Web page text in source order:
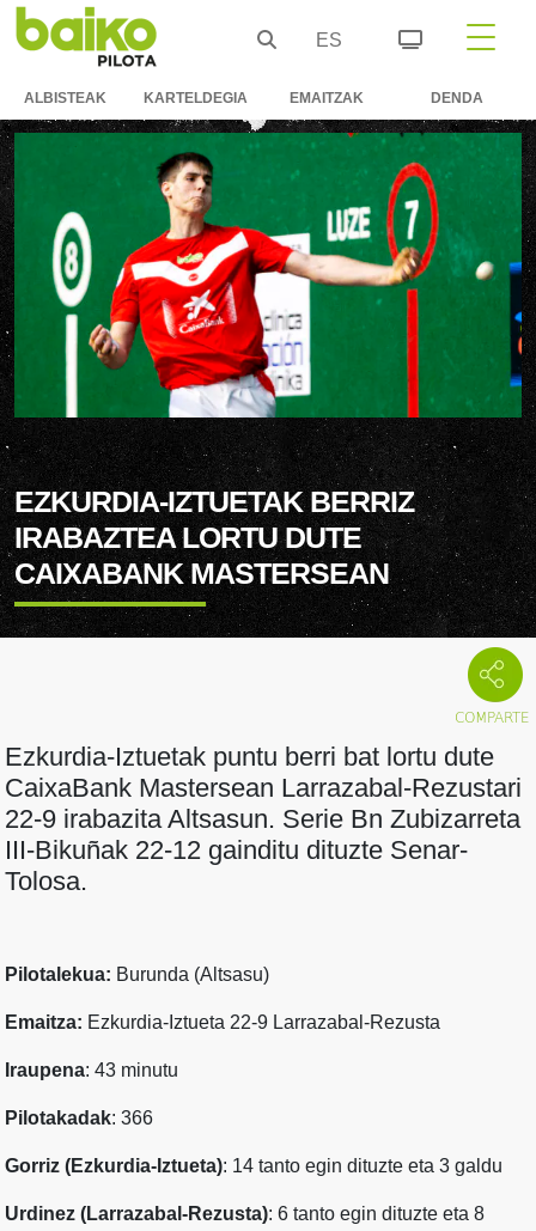
ES
ALBISTEAK KARTELDEGIA EMAITZAK DENDA
EZKURDIA-IZTUETAK BERRIZ
IRABAZTEA LORTU DUTE
CAIXABANK MASTERSEAN
Ezkurdia-Iztuetak puntu berri bat lortu dute
CaixaBank Mastersean Larrazabal-Rezustari
22-9 irabazita Altsasun. Serie Bn Zubizarreta
III-Bikuñak 22-12 gainditu dituzte Senar-
Tolosa.
Pilotalekua: Burunda (Altsasu)
Emaitza: Ezkurdia-Iztueta 22-9 Larrazabal-Rezusta
Iraupena: 43 minutu
Pilotakadak: 366
Gorriz (Ezkurdia-Iztueta): 14 tanto egin dituzte eta 3 galdu
Urdinez (Larrazabal-Rezusta): 6 tanto egin dituzte eta 8